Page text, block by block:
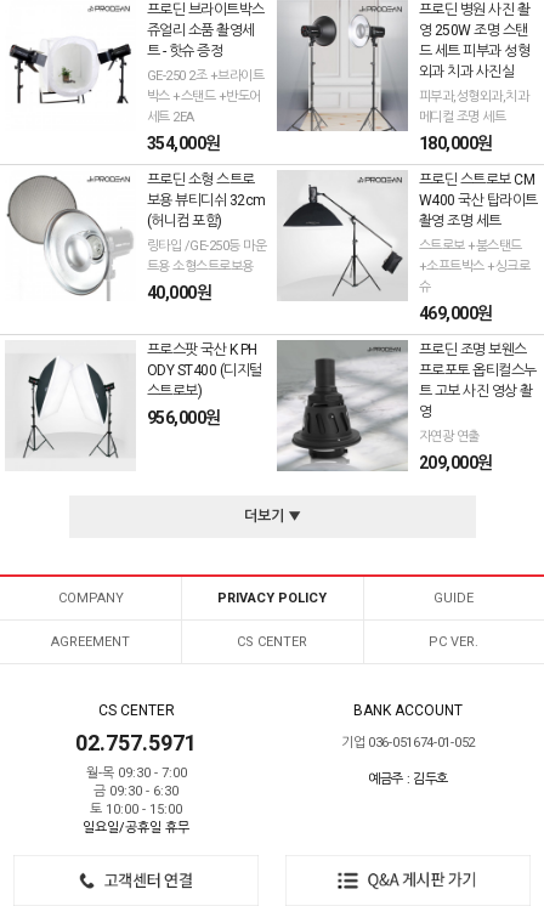
프로딘 브라이트박스
쥬얼리 소품 촬영세
트 - 핫슈 증정
GE-250 2조 +브라이트
박스 +스탠드 +반도어
세트 2EA
354,000원
프로딘 병원 사진 촬
영 250W 조명 스탠
드 세트 피부과 성형
외과 치과 사진실
피부과,성형외과,치과
메디컬 조명 세트
180,000원
프로딘 소형 스트로
보용 뷰티디쉬 32cm
(허니컴 포함)
링타입 /GE-250등 마운
트용 소형스트로보용
40,000원
프로딘 스트로보 CM
W400 국산 탑라이트
촬영 조명 세트
스트로보 +붐스탠드
+소프트박스 +싱크로
슈
469,000원
프로스팟 국산 K PH
ODY ST400 (디지털
스트로보)
956,000원
프로딘 조명 보웬스
프로포토 옵티컬스누
트 고보 사진 영상 촬
영
자연광 연출
209,000원
더보기 ▼
COMPANY PRIVACY POLICY GUIDE
AGREEMENT CS CENTER PC VER.
CS CENTER
02.757.5971
월-목 09:30 - 7:00
금 09:30 - 6:30
토 10:00 - 15:00
일요일/공휴일 휴무
BANK ACCOUNT
기업 036-051674-01-052
예금주 : 김두호